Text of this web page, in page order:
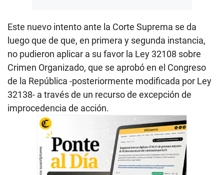
Este nuevo intento ante la Corte Suprema se da
luego que de que, en primera y segunda instancia,
no pudieron aplicar a su favor la Ley 32108 sobre
Crimen Organizado, que se aprobó en el Congreso
de la República -posteriormente modificada por Ley
32138- a través de un recurso de excepción de
improcedencia de acción.